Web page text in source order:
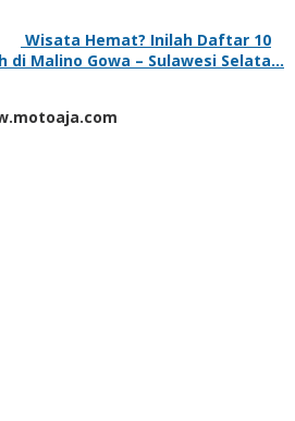
Wisata Hemat? Inilah Daftar 10
di Malino Gowa – Sulawesi Selata…